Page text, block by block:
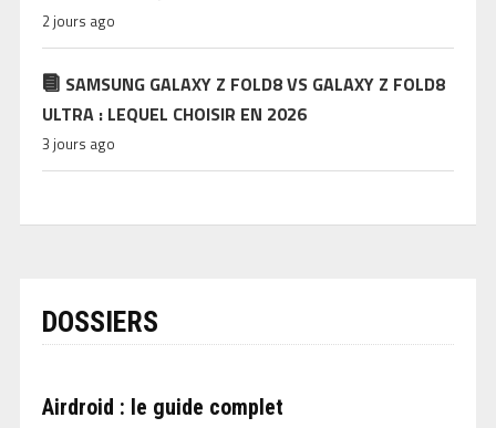
2 jours ago
SAMSUNG GALAXY Z FOLD8 VS GALAXY Z FOLD8
ULTRA : LEQUEL CHOISIR EN 2026
3 jours ago
DOSSIERS
Airdroid : le guide complet